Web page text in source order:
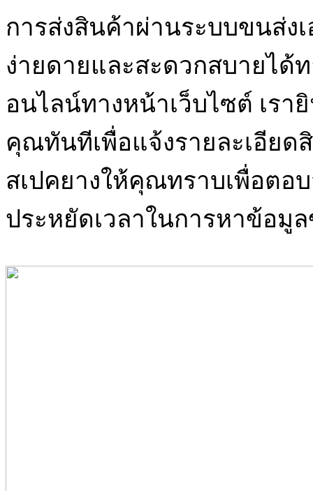
การส่งสินค้าผ่านระบบขนส่ง
ง่ายดายและสะดวกสบายได้
อนไลน์ทางหน้าเว็บไซต์ เร
คุณทันทีเพื่อแจ้งรายละเอียด
สเปคยางให้คุณทราบเพื่อตอ
ประหยัดเวลาในการหาข้อมู